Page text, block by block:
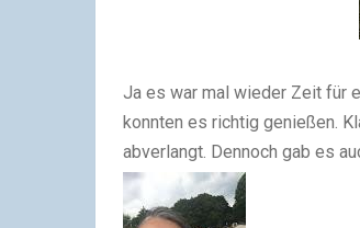
Ja es war mal wieder Zeit für
konnten es richtig genießen.
abverlangt. Dennoch gab es